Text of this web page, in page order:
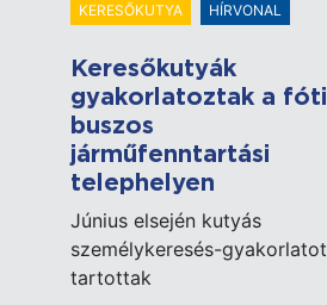
KERESŐKUTYA HÍRVONAL
Keresőkutyák
gyakorlatoztak a fóti
buszos
járműfenntartási
telephelyen
Június elsején kutyás
személykeresés-gyakorlatot
tartottak